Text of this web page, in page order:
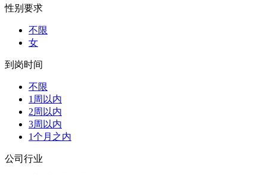
性别要求
不限
女
到岗时间
不限
1周以内
2周以内
3周以内
1个月之内
公司行业